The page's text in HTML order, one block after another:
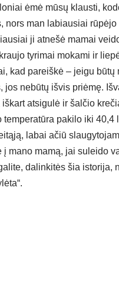
ėmė mūsų klausti,
nors man labiausiai rūpėjo
ji atnešė mamai
tyrimai mokami ir
kad pareiškė – jeigu būtų
jos nebūtų išvis priėmę.
iškart atsigulė ir šalčio
temperatūra pakilo iki 40,4
labai ačiū
į mano mamą, jai suleido
dalinkitės šia istorija,